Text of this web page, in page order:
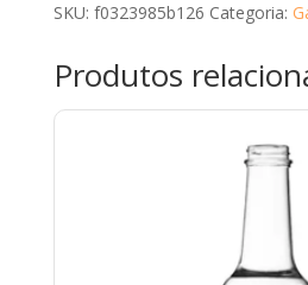
SKU: f0323985b126 Categoria:
Produtos